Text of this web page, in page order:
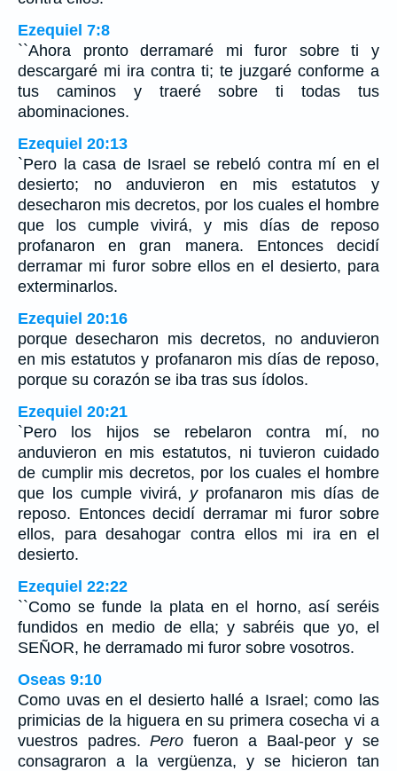
Ezequiel 7:8
``Ahora pronto derramaré mi furor sobre ti y
descargaré mi ira contra ti; te juzgaré conforme a
tus caminos y traeré sobre ti todas tus
abominaciones.
Ezequiel 20:13
`Pero la casa de Israel se rebeló contra mí en el
desierto; no anduvieron en mis estatutos y
desecharon mis decretos, por los cuales el hombre
que los cumple vivirá, y mis días de reposo
profanaron en gran manera. Entonces decidí
derramar mi furor sobre ellos en el desierto, para
exterminarlos.
Ezequiel 20:16
porque desecharon mis decretos, no anduvieron
en mis estatutos y profanaron mis días de reposo,
porque su corazón se iba tras sus ídolos.
Ezequiel 20:21
`Pero los hijos se rebelaron contra mí, no
anduvieron en mis estatutos, ni tuvieron cuidado
de cumplir mis decretos, por los cuales el hombre
que los cumple vivirá, yprofanaron mis días de
reposo. Entonces decidí derramar mi furor sobre
ellos, para desahogar contra ellos mi ira en el
desierto.
Ezequiel 22:22
``Como se funde la plata en el horno, así seréis
fundidos en medio de ella; y sabréis que yo, el
SEÑOR, he derramado mi furor sobre vosotros.
Oseas 9:10
Como uvas en el desierto hallé a Israel; como las
primicias de la higuera en su primera cosecha vi a
vuestros padres.Pero fueron a Baal-peor y se
consagraron a la vergüenza, y se hicieron tan